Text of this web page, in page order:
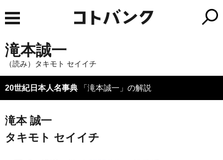
滝本誠一
（読み）タキモト セイイチ
20世紀日本人名事典 「滝本誠一」の解説
滝本 誠一
タキモト セイイチ